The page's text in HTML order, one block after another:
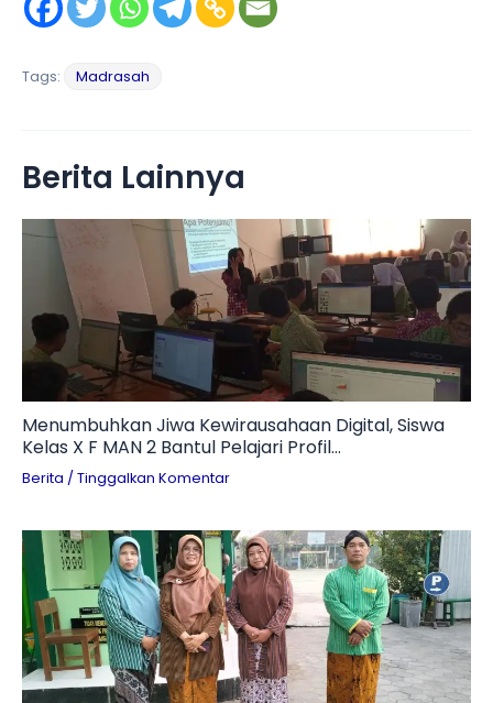
Tags: Madrasah
Berita Lainnya
Menumbuhkan Jiwa Kewirausahaan Digital, Siswa
Kelas X F MAN 2 Bantul Pelajari Profil
Technopreneur dan Tantangan Branding UMKM
Berita / Tinggalkan Komentar